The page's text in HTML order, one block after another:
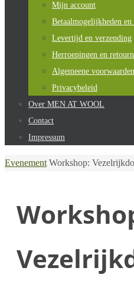
Mijn account
Betaalmogelijkheden en
Levertijd en verzending
Herroepingen en
Algemeene voorwaarden
Privacybeleid
Over MEN AT WOOL
Contact
Impressum
Home
Evenement Workshop: